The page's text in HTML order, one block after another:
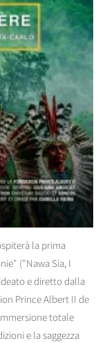
la prima
("Nawa Sia, I
e diretto dalla
Prince Albert II de
totale
e la saggezza